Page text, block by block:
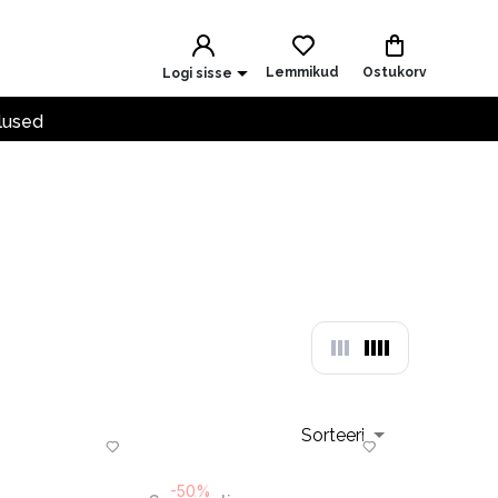
Logi sisse Lemmikud Ostukorv
Sorteeri
-50%